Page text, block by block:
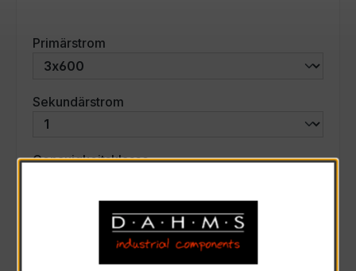
Primärstrom
Sekundärstrom
Genauigkeitsklasseauswählen
Scheinleistung (VA)auswählen